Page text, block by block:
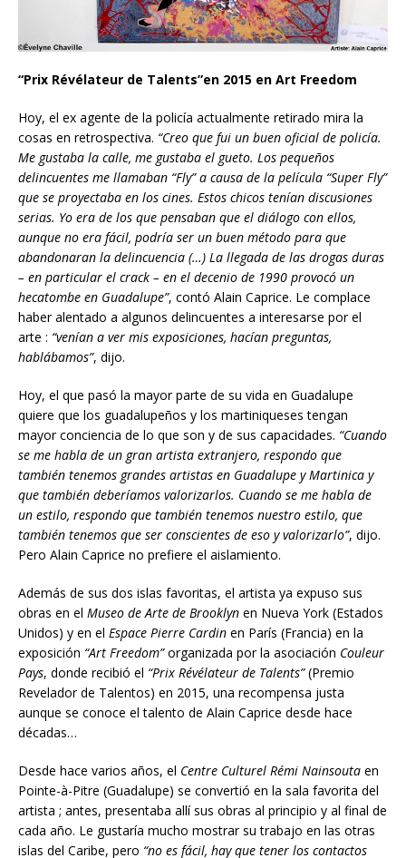
“Prix Révélateur de Talents”en 2015 en Art Freedom
Hoy, el ex agente de la policía actualmente retirado mira la
cosas en retrospectiva. “Creo que fui un buen oficial de policía.
Me gustaba la calle, me gustaba el gueto. Los pequeños
delincuentes me llamaban “Fly” a causa de la película “Super Fly”
que se proyectaba en los cines. Estos chicos tenían discusiones
serias. Yo era de los que pensaban que el diálogo con ellos,
aunque no era fácil, podría ser un buen método para que
abandonaran la delincuencia (…) La llegada de las drogas duras
– en particular el crack – en el decenio de 1990 provocó un
hecatombe en Guadalupe”, contó Alain Caprice. Le complace
haber alentado a algunos delincuentes a interesarse por el
arte : “venían a ver mis exposiciones, hacían preguntas,
hablábamos”, dijo.
Hoy, el que pasó la mayor parte de su vida en Guadalupe
quiere que los guadalupeños y los martiniqueses tengan
mayor conciencia de lo que son y de sus capacidades. “Cuando
se me habla de un gran artista extranjero, respondo que
también tenemos grandes artistas en Guadalupe y Martinica y
que también deberíamos valorizarlos. Cuando se me habla de
un estilo, respondo que también tenemos nuestro estilo, que
también tenemos que ser conscientes de eso y valorizarlo”, dijo.
Pero Alain Caprice no prefiere el aislamiento.
Además de sus dos islas favoritas, el artista ya expuso sus
obras en el Museo de Arte de Brooklyn en Nueva York (Estados
Unidos) y en el Espace Pierre Cardin en París (Francia) en la
exposición “Art Freedom”organizada por la asociación Couleur
Pays, donde recibió el “Prix Révélateur de Talents”(Premio
Revelador de Talentos) en 2015, una recompensa justa
aunque se conoce el talento de Alain Caprice desde hace
décadas…
Desde hace varios años, el Centre Culturel Rémi Nainsouta en
Pointe-à-Pitre (Guadalupe) se convertió en la sala favorita del
artista ; antes, presentaba allí sus obras al principio y al final de
cada año. Le gustaría mucho mostrar su trabajo en las otras
islas del Caribe, pero “no es fácil, hay que tener los contactos